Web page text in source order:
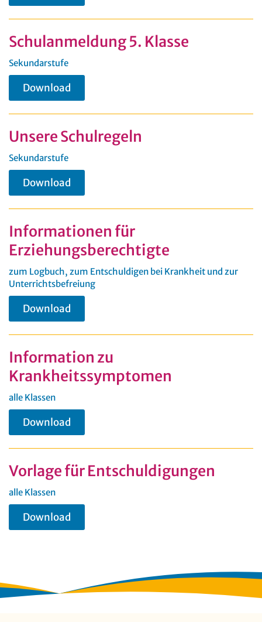
Schulanmeldung 5. Klasse
Sekundarstufe
Download
Unsere Schulregeln
Sekundarstufe
Download
Informationen für
Erziehungsberechtigte
zum Logbuch, zum Entschuldigen bei Krankheit und zur
Unterrichtsbefreiung
Download
Information zu
Krankheitssymptomen
alle Klassen
Download
Vorlage für Entschuldigungen
alle Klassen
Download